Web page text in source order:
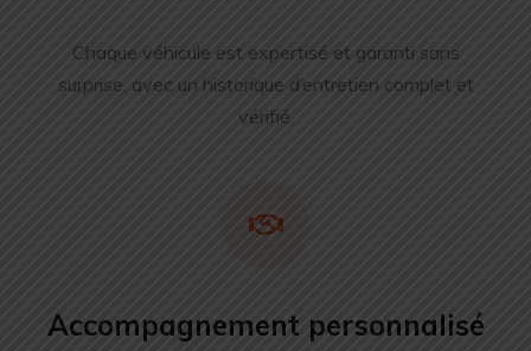
Chaque véhicule est expertisé et garanti sans
surprise, avec un historique d’entretien complet et
vérifié.
Accompagnement personnalisé